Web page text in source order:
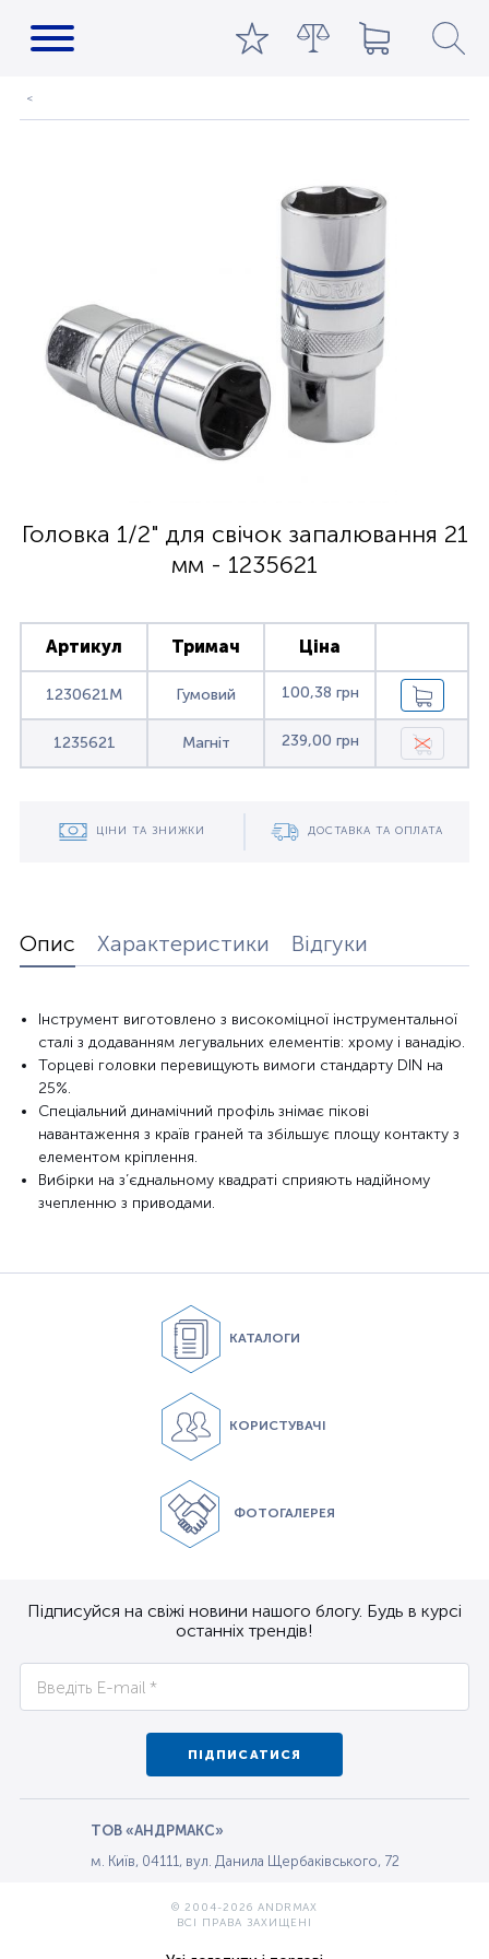
Головка 1/2" для свічок запалювання 21
мм - 1235621
Артикул Тримач Ціна
1230621M Гумовий 100,38 грн
1235621 Магніт 239,00 грн
ЦІНИ ТА ЗНИЖКИ ДОСТАВКА ТА ОПЛАТА
Опис Характеристики Відгуки
Інструмент виготовлено з високоміцної інструментальної
сталі з додаванням легувальних елементів: хрому і ванадію.
Торцеві головки перевищують вимоги стандарту DIN на
25%.
Спеціальний динамічний профіль знімає пікові
навантаження з країв граней та збільшує площу контакту з
елементом кріплення.
Вибірки на з’єднальному квадраті сприяють надійному
зчепленню з приводами.
КАТАЛОГИ
КОРИСТУВАЧІ
ФОТОГАЛЕРЕЯ
Підписуйся на свіжі новини нашого блогу. Будь в курсі
останніх трендів!
ПІДПИСАТИСЯ
ТОВ «АНДРМАКС»
м. Київ, 04111, вул. Данила Щербаківського, 72
© 2004-2026 ANDRMAX
ВСІ ПРАВА ЗАХИЩЕНІ